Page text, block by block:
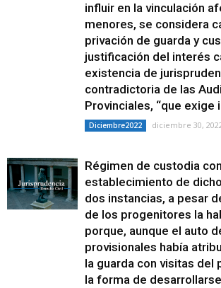
influir en la vinculación
menores, se considera
privación de guarda y
justificación del interés
existencia de
contradictoria de las
Provinciales, “que exige
Diciembre2022 diciembre 30,
Régimen de custodia
establecimiento de
dos instancias, a pesar
de los progenitores la
porque, aunque el auto
provisionales había
la guarda con visitas del
la forma de